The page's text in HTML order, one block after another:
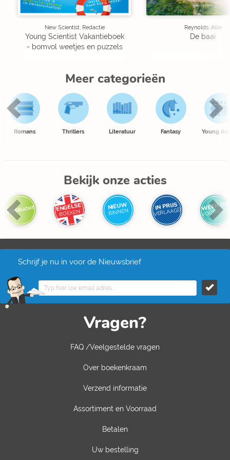
New Scientist, Redactie
Young Scientist Vakantieboek
- bomvol weetjes en puzzels
Reynolds, Allie
De baai
Meer categorieën
Romans Thrillers Literatuur Fantasy Young
Bekijk onze acties
UITGELICHT ENGELSE
BOEKEN
NIEUW
BINNEN IN PRIJS
VERLAAGD WEER OP
Schrijf je nu in voor de Nieuwsbrief
Vragen?
FAQ /Veelgestelde vragen
Over boekenkraam
Verzend informatie
Assortiment en Voorraad
Betalen
Uw bestelling